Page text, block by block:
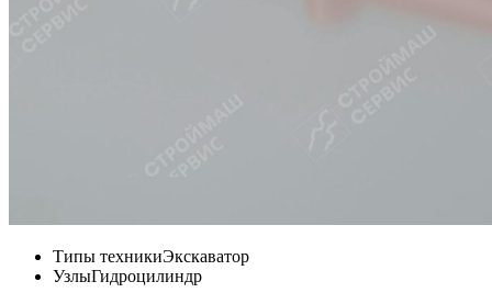
Типы техникиЭкскаватор
УзлыГидроцилиндр